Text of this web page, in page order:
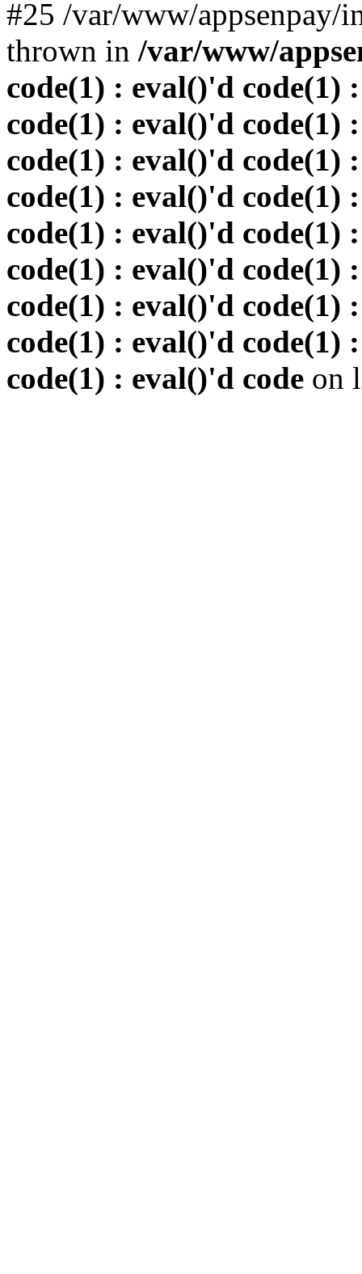
#25 /var/www/
thrown in /var/www/
code(1) : eval()'d code(1)
code(1) : eval()'d code(1)
code(1) : eval()'d code(1)
code(1) : eval()'d code(1)
code(1) : eval()'d code(1)
code(1) : eval()'d code(1)
code(1) : eval()'d code(1)
code(1) : eval()'d code(1)
code(1) : eval()'d code on